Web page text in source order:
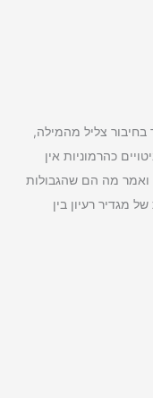
בחיבור צליל מהמילה,
כהרמוניות אין
ואמר מה הם שהגבולות
מגדיר רעיון בין